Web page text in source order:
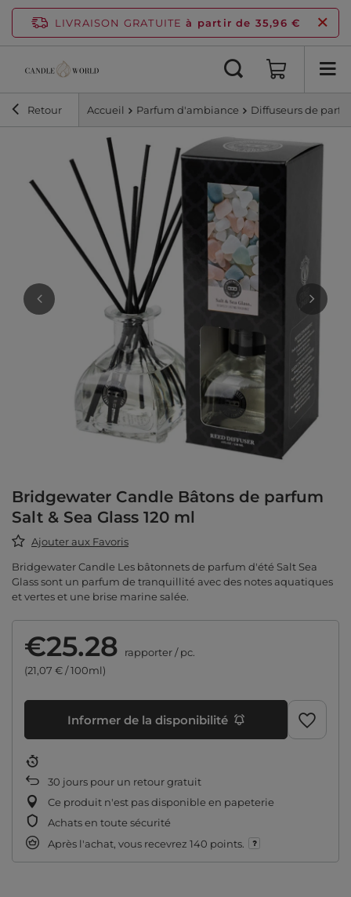
LIVRAISON GRATUITE à partir de 35,96 €
Retour Accueil Parfum d'ambiance Diffuseurs de
Bridgewater Candle Bâtons de parfum
Salt & Sea Glass 120 ml
Ajouter aux Favoris
Bridgewater Candle Les bâtonnets de parfum d'été Salt Sea
Glass sont un parfum de tranquillité avec des notes aquatiques
et vertes et une brise marine salée.
€25.28 rapporter/pc.
(21,07 € / 100ml)
Informer de la disponibilité
30 jours pour un retour gratuit
Ce produit n'est pas disponible en papeterie
Achats en toute sécurité
Après l'achat, vous recevrez 140 points.